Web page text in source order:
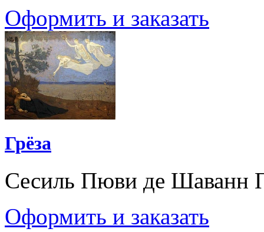
Оформить и заказать
Грёза
Сесиль Пюви де Шаванн
Оформить и заказать